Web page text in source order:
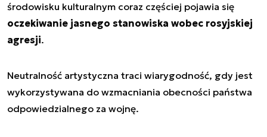
środowisku kulturalnym coraz częściej pojawia się
oczekiwanie jasnego stanowiska wobec rosyjskiej
agresji.
Neutralność artystyczna traci wiarygodność, gdy jest
wykorzystywana do wzmacniania obecności państwa
odpowiedzialnego za wojnę.